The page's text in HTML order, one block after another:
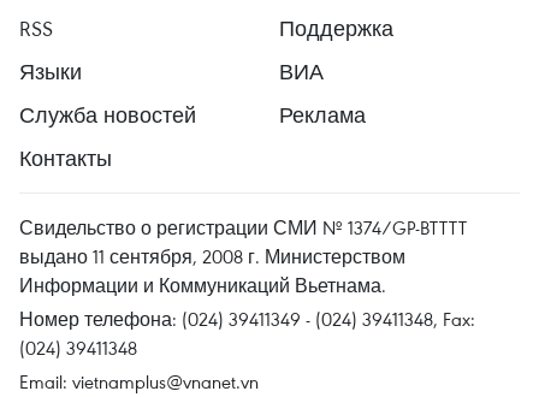
RSS
Поддержка
Языки
ВИА
Служба новостей
Реклама
Контакты
Свидельство о регистрации СМИ № 1374/GP-BTTTT
выдано 11 сентября, 2008 г. Министерством
Информации и Коммуникаций Вьетнама.
Номер телефона: (024) 39411349 - (024) 39411348, Fax:
(024) 39411348
Email: vietnamplus@vnanet.vn